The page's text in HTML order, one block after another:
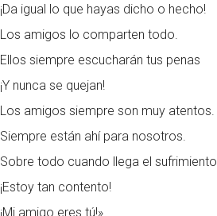
¡Da igual lo que hayas dicho o hecho!
Los amigos lo comparten todo.
Ellos siempre escucharán tus penas
¡Y nunca se quejan!
Los amigos siempre son muy atentos.
Siempre están ahí para nosotros.
Sobre todo cuando llega el sufrimiento
¡Estoy tan contento!
¡Mi amigo eres tú!»